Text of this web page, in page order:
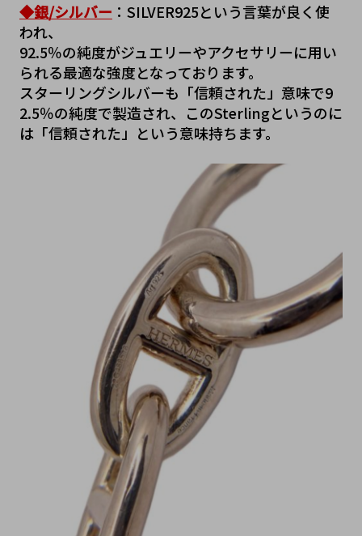
◆銀/シルバー ：SILVER925という言葉が良く使
われ、
92.5％の純度がジュエリーやアクセサリーに用い
られる最適な強度となっております。
スターリングシルバーも「信頼された」意味で9
2.5％の純度で製造され、このSterlingというのに
は「信頼された」という意味持ちます。